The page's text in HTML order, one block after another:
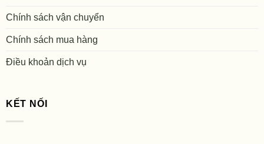
Chính sách vận chuyển
Chính sách mua hàng
Điều khoản dịch vụ
KẾT NỐI